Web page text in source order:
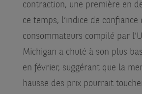
contraction, une première en
ce temps, l’indice de confiance
consommateurs compilé par
Michigan a chuté à son plus
en février, suggérant que la
hausse des prix pourrait